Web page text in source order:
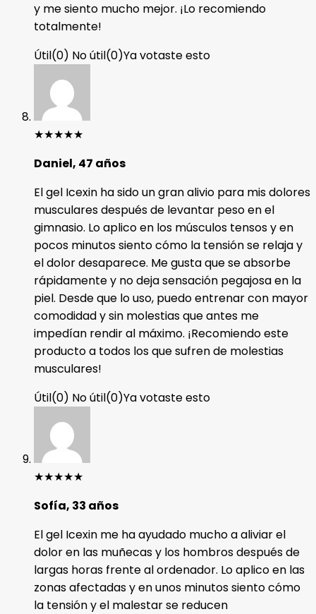
y me siento mucho mejor. ¡Lo recomiendo
totalmente!
Útil(0) No útil(0)Ya votaste esto
★★★★★
Daniel, 47 años
El gel Icexin ha sido un gran alivio para mis dolores
musculares después de levantar peso en el
gimnasio. Lo aplico en los músculos tensos y en
pocos minutos siento cómo la tensión se relaja y
el dolor desaparece. Me gusta que se absorbe
rápidamente y no deja sensación pegajosa en la
piel. Desde que lo uso, puedo entrenar con mayor
comodidad y sin molestias que antes me
impedían rendir al máximo. ¡Recomiendo este
producto a todos los que sufren de molestias
musculares!
Útil(0) No útil(0)Ya votaste esto
★★★★★
Sofía, 33 años
El gel Icexin me ha ayudado mucho a aliviar el
dolor en las muñecas y los hombros después de
largas horas frente al ordenador. Lo aplico en las
zonas afectadas y en unos minutos siento cómo
la tensión y el malestar se reducen